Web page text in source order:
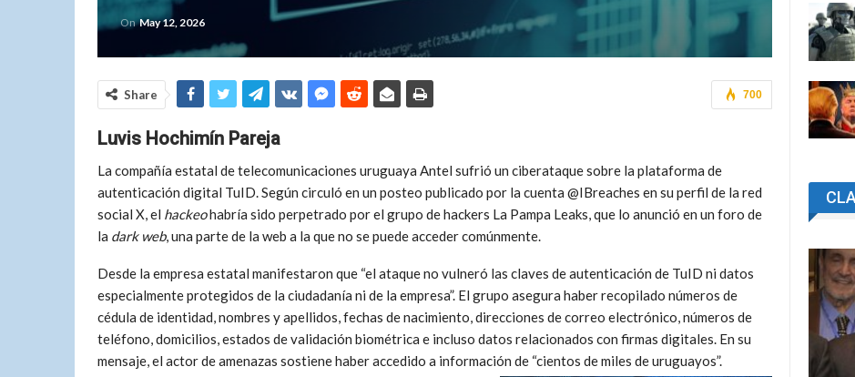
OnMay 12, 2026
700
Share
Luvis Hochimín Pareja
La compañía estatal de telecomunicaciones uruguaya Antel sufrió un ciberataque sobre la plataforma de
autenticación digital TuID. Según circuló en un posteo publicado por la cuenta @IBreaches en su perfil de la red
social X, el hackeohabría sido perpetrado por el grupo de hackers La Pampa Leaks, que lo anunció en un foro de
la dark web, una parte de la web a la que no se puede acceder comúnmente.
Desde la empresa estatal manifestaron que “el ataque no vulneró las claves de autenticación de TuID ni datos
especialmente protegidos de la ciudadanía ni de la empresa”. El grupo asegura haber recopilado números de
cédula de identidad, nombres y apellidos, fechas de nacimiento, direcciones de correo electrónico, números de
teléfono, domicilios, estados de validación biométrica e incluso datos relacionados con firmas digitales. En su
mensaje, el actor de amenazas sostiene haber accedido a información de “cientos de miles de uruguayos”.